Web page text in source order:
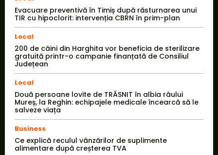
Evacuare preventivă în Timiș după răsturnarea unui
TIR cu hipoclorit: intervenția CBRN în prim-plan
Local
200 de câini din Harghita vor beneficia de sterilizare
gratuită printr-o campanie finanțată de Consiliul
Județean
Local
Două persoane lovite de TRĂSNIT în albia râului
Mureș, la Reghin: echipajele medicale încearcă să le
salveze viața
Business
Ce explică reculul vânzărilor de suplimente
alimentare după creșterea TVA